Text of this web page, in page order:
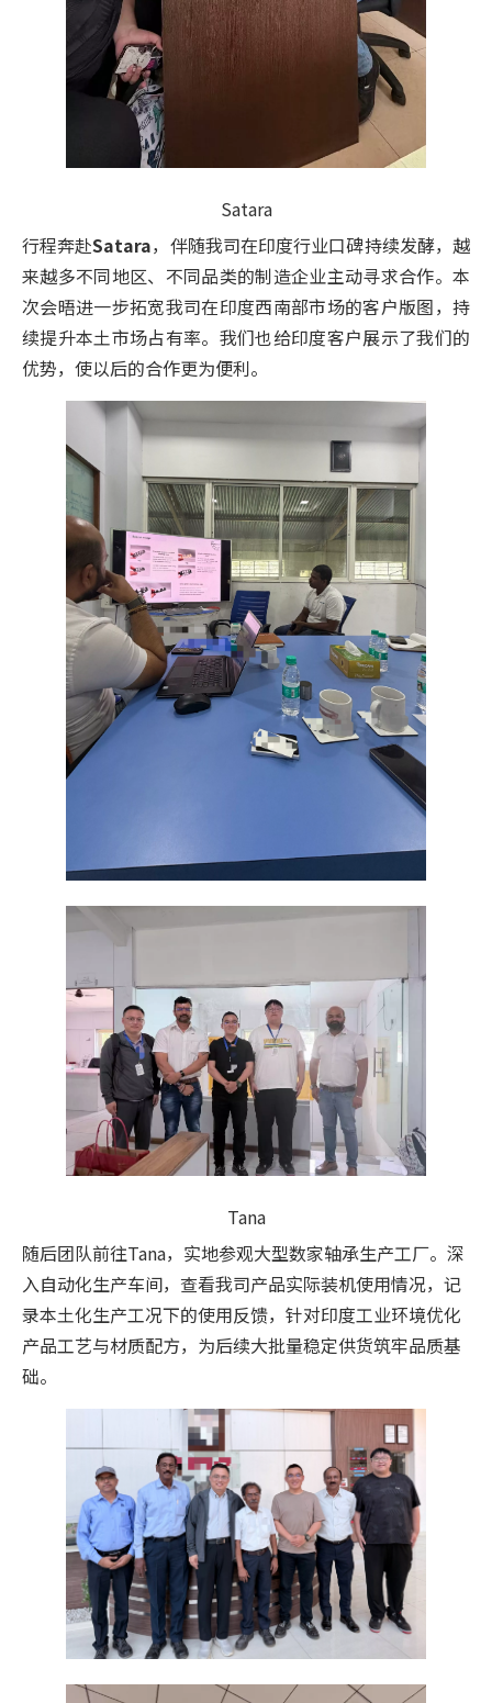
Satara
行程奔赴Satara，伴随我司在印度行业口碑持续发酵，越
来越多不同地区、不同品类的制造企业主动寻求合作。本
次会晤进一步拓宽我司在印度西南部市场的客户版图，持
续提升本土市场占有率。我们也给印度客户展示了我们的
优势，使以后的合作更为便利。
Tana
随后团队前往Tana，实地参观大型数家轴承生产工厂。深
入自动化生产车间，查看我司产品实际装机使用情况，记
录本土化生产工况下的使用反馈，针对印度工业环境优化
产品工艺与材质配方，为后续大批量稳定供货筑牢品质基
础。